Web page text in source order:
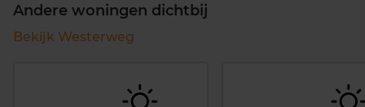
Andere woningen dichtbij
Bekijk Westerweg